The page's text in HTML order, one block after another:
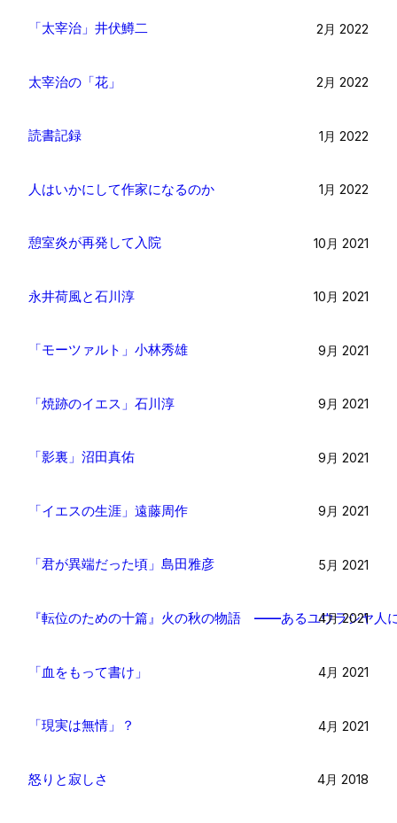
「太宰治」井伏鱒二 2月 2022
太宰治の「花」 2月 2022
読書記録 1月 2022
人はいかにして作家になるのか 1月 2022
憩室炎が再発して入院 10月 2021
永井荷風と石川淳 10月 2021
「モーツァルト」小林秀雄 9月 2021
「焼跡のイエス」石川淳 9月 2021
「影裏」沼田真佑 9月 2021
「イエスの生涯」遠藤周作 9月 2021
「君が異端だった頃」島田雅彦 5月 2021
『転位のための十篇』火の秋の物語 ――あるユウラシヤ
4月 2021
「血をもって書け」 4月 2021
「現実は無情」？ 4月 2021
怒りと寂しさ 4月 2018